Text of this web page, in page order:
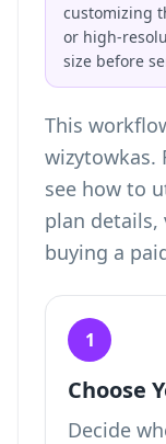
customizing
or high-
size before
This
wizytowkas.
see how to
plan details,
buying a
1
Choose
Decide